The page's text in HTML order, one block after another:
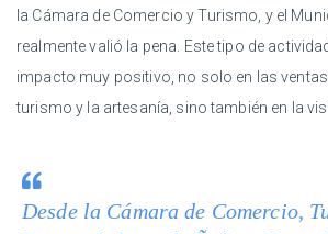
la Cámara de Comercio y Turismo, y el
realmente valió la pena. Este tipo de
impacto muy positivo, no solo en las ventas
turismo y la artesanía, sino también en la
Desde la Cámara de Comercio,